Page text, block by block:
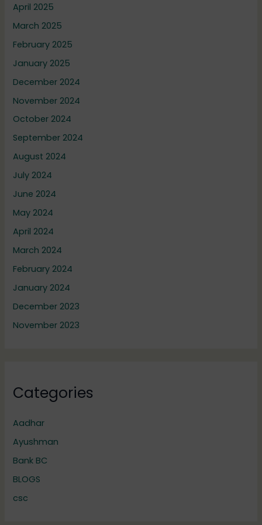
April 2025
March 2025
February 2025
January 2025
December 2024
November 2024
October 2024
September 2024
August 2024
July 2024
June 2024
May 2024
April 2024
March 2024
February 2024
January 2024
December 2023
November 2023
Categories
Aadhar
Ayushman
Bank BC
BLOGS
csc